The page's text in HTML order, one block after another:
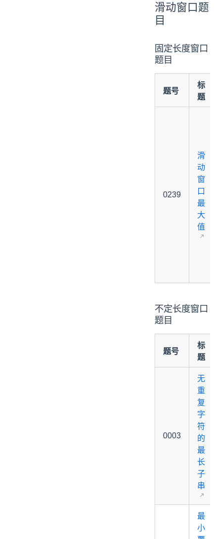
滑动窗口题
目
固定长度窗口
题目
题号
标
题
0239
滑
动
窗
口
最
大
值
不定长度窗口
题目
题号
标
题
0003
无
重
复
字
符
的
最
长
子
串
最
小